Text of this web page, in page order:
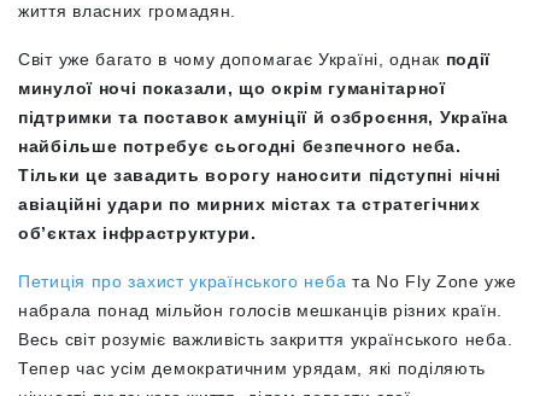
життя власних громадян.
Світ уже багато в чому допомагає Україні, однак події
минулої ночі показали, що окрім гуманітарної
підтримки та поставок амуніції й озброєння, Україна
найбільше потребує сьогодні безпечного неба.
Тільки це завадить ворогу наносити підступні нічні
авіаційні удари по мирних містах та стратегічних
об’єктах інфраструктури.
Петиція про захист українського неба та No Fly Zone уже
набрала понад мільйон голосів мешканців різних країн.
Весь світ розуміє важливість закриття українського неба.
Тепер час усім демократичним урядам, які поділяють